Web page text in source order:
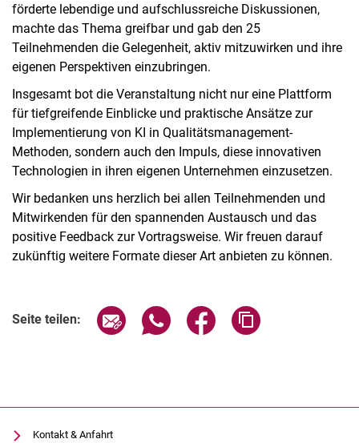
förderte lebendige und aufschlussreiche Diskussionen,
machte das Thema greifbar und gab den 25
Teilnehmenden die Gelegenheit, aktiv mitzuwirken und ihre
eigenen Perspektiven einzubringen.
Insgesamt bot die Veranstaltung nicht nur eine Plattform
für tiefgreifende Einblicke und praktische Ansätze zur
Implementierung von KI in Qualitätsmanagement-
Methoden, sondern auch den Impuls, diese innovativen
Technologien in ihren eigenen Unternehmen einzusetzen.
Wir bedanken uns herzlich bei allen Teilnehmenden und
Mitwirkenden für den spannenden Austausch und das
positive Feedback zur Vortragsweise. Wir freuen darauf
zukünftig weitere Formate dieser Art anbieten zu können.
Seite teilen: Seite über E-Mail teilen
Seite über WhatsApp teilen
Seite über Facebook
Kontakt & Anfahrt